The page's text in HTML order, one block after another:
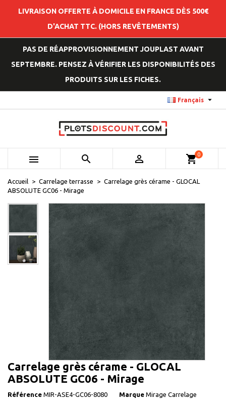
LIVRAISON OFFERTE À DOMICILE EN FRANCE DÈS 500€
D'ACHAT TTC. (HORS REVÊTEMENTS)
PAS DE RÉAPPROVISIONNEMENT JOUPLAST AVANT
SEPTEMBRE. PENSEZ À VÉRIFIER LES DISPONIBILITÉS DES
PRODUITS SUR LES FICHES.
Français 
   shopping_cart0
Accueil Carrelage terrasse
Carrelage grès cérame - GLOCAL
ABSOLUTE GC06 - Mirage
Carrelage grès cérame - GLOCAL
ABSOLUTE GC06 - Mirage
Référence MIR-ASE4-GC06-8080 Marque Mirage Carrelage